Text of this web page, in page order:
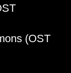
(OST